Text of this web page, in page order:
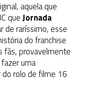
aquela que
queJornada
de raríssimo, esse
do franchise
fãs, provavelmente
uma
do rolo de filme 16